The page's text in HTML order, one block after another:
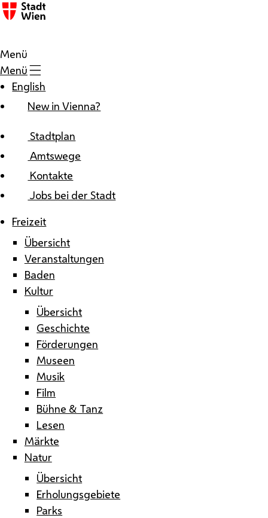
Zum Inhalt
Menü
Menü
English
New in Vienna?
Stadtplan
Amtswege
Kontakte
Jobs bei der Stadt
Freizeit
Übersicht
Veranstaltungen
Baden
Kultur
Übersicht
Geschichte
Förderungen
Museen
Musik
Film
Bühne & Tanz
Lesen
Märkte
Natur
Übersicht
Erholungsgebiete
Parks